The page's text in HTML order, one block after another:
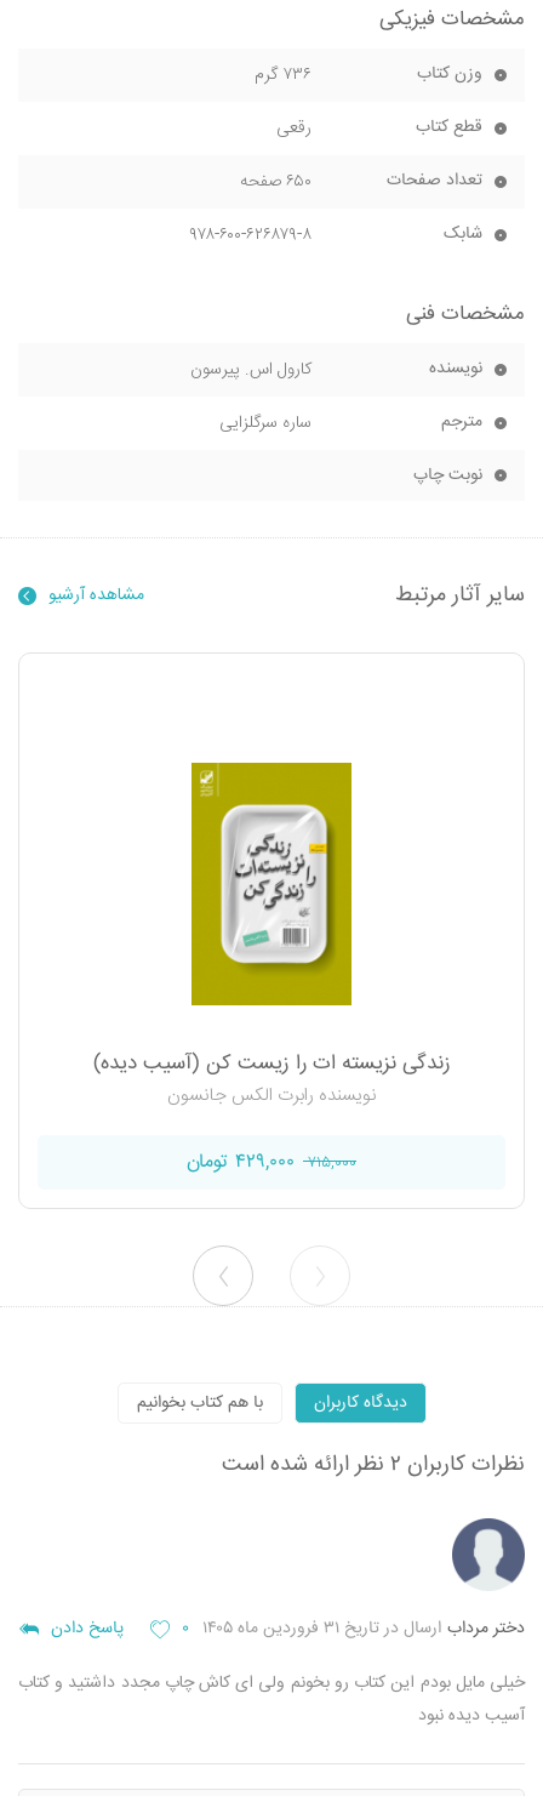
مشخصات فیزیکی
وزن کتاب ۷۳۶ گرم
قطع کتاب رقعی
تعداد صفحات ۶۵۰ صفحه
شابک ۹۷۸-۶۰۰-۶۲۶۸۷۹-۸
مشخصات فنی
نویسنده کارول اس. پیرسون
مترجم ساره سرگلزایی
نوبت چاپ
سایر آثار مرتبط مشاهده آرشیو
زندگی نزیسته ات را زیست کن (آسیب دیده)
نویسنده رابرت‌ الکس جانسون
۷۱۵,۰۰۰ ۴۲۹,۰۰۰ تومان
دیدگاه کاربران با هم کتاب بخوانیم
نظرات کاربران ۲ نظر ارائه شده است
دختر مرداب ارسال در تاریخ ۳۱ فروردین ماه ۱۴۰۵ ۰ پاسخ دادن
خیلی مایل بودم این کتاب رو بخونم ولی ای کاش چاپ مجدد داشتید و کتاب
آسیب دیده نبود